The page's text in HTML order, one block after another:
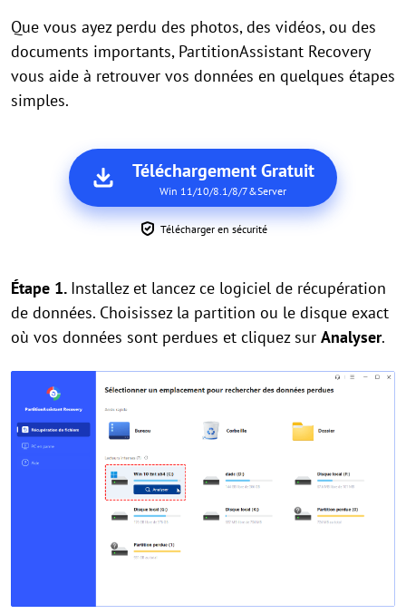
Que vous ayez perdu des photos, des vidéos, ou des
documents importants, PartitionAssistant Recovery
vous aide à retrouver vos données en quelques étapes
simples.
Téléchargement Gratuit
Win 11/10/8.1/8/7&Server
Télécharger en sécurité
Étape 1. Installez et lancez ce logiciel de récupération
de données. Choisissez la partition ou le disque exact
où vos données sont perdues et cliquez sur Analyser.